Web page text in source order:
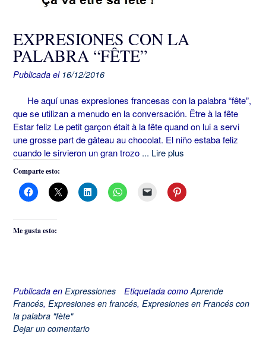
EXPRESIONES CON LA
PALABRA “FÊTE”
Publicada el 16/12/2016
He aquí unas expresiones francesas con la palabra “fête”,
que se utilizan a menudo en la conversación. Être à la fête
Estar feliz Le petit garçon était à la fête quand on lui a servi
une grosse part de gâteau au chocolat. El niño estaba feliz
cuando le sirvieron un gran trozo ... Lire plus
Comparte esto:
Me gusta esto:
Publicada en Expressiones Etiquetada comoAprende
Francés, Expresiones en francés, Expresiones en Francés con
la palabra "fète"
Dejar un comentario